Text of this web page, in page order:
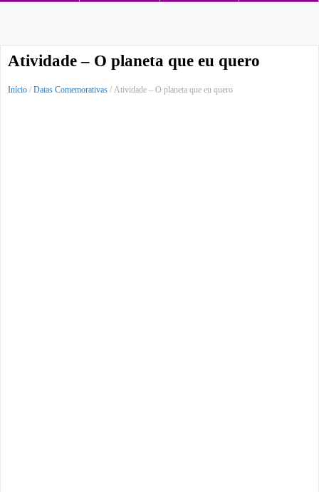
Atividade – O planeta que eu quero
Início / Datas Comemorativas / Atividade – O planeta que eu quero